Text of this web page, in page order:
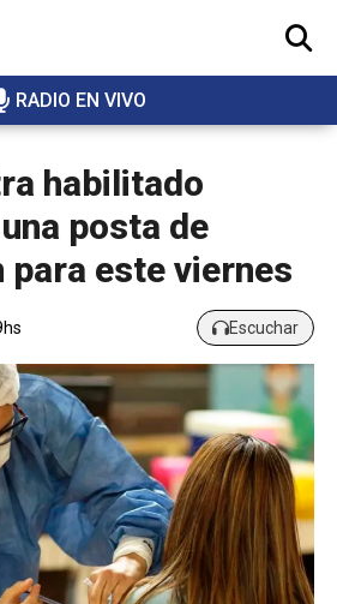
RADIO EN VIVO
BUSCAR
habilitado
posta de
para este viernes
Escuchar